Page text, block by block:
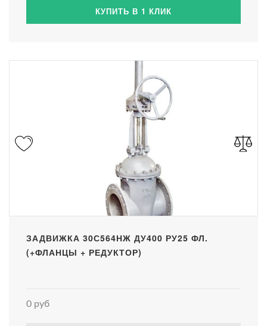
КУПИТЬ В 1 КЛИК
ЗАДВИЖКА 30С564НЖ ДУ400 РУ25 ФЛ.
(+ФЛАНЦЫ + РЕДУКТОР)
0 руб